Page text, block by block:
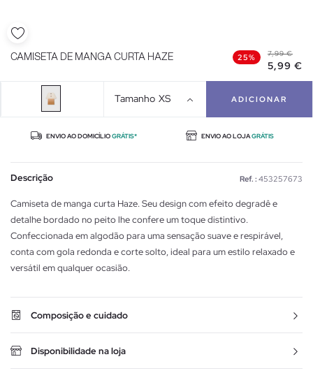
CAMISETA DE MANGA CURTA HAZE 25% 7,99 €
5,99 €
Tamanho XS ADICIONAR
ENVIO AO DOMICÍLIOGRÁTIS* ENVIO AO LOJAGRÁTIS
Descrição Ref. : 453257673
Camiseta de manga curta Haze. Seu design com efeito degradê e
detalhe bordado no peito lhe confere um toque distintivo.
Confeccionada em algodão para uma sensação suave e respirável,
conta com gola redonda e corte solto, ideal para um estilo relaxado e
versátil em qualquer ocasião.
Composição e cuidado
Disponibilidade na loja